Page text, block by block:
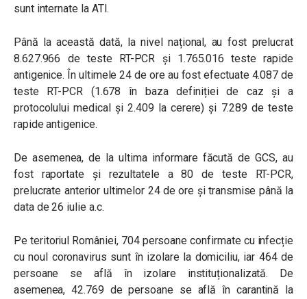
sunt internate la ATI.
Până la această dată, la nivel național, au fost prelucrat
8.627.966 de teste RT-PCR și 1.765.016 teste rapide
antigenice. În ultimele 24 de ore au fost efectuate 4.087 de
teste RT-PCR (1.678 în baza definiției de caz și a
protocolului medical și 2.409 la cerere) și 7.289 de teste
rapide antigenice.
De asemenea, de la ultima informare făcută de GCS, au
fost raportate și rezultatele a 80 de teste RT-PCR,
prelucrate anterior ultimelor 24 de ore și transmise până la
data de 26 iulie a.c.
Pe teritoriul României, 704 persoane confirmate cu infecție
cu noul coronavirus sunt în izolare la domiciliu, iar 464 de
persoane se află în izolare instituționalizată. De
asemenea, 42.769 de persoane se află în carantină la